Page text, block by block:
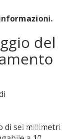
del
di sei millimetri